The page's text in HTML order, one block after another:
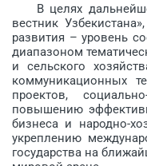
В целях
вестник
развития – уровень
диапазоном
и сельского
коммуникационных
проектов,
повышению
бизнеса и народно-
укреплению
государства на